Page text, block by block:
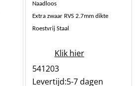
Naadloos
Extra zwaar RVS 2.7mm dikte
Roestvrij Staal
Klik hier
541203
Levertijd:5-7 dagen